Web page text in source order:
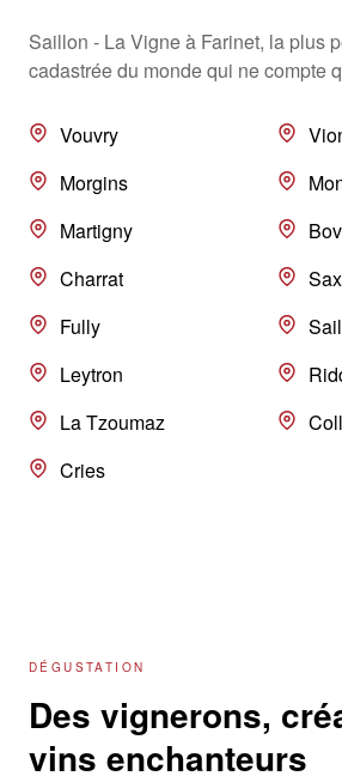
Saillon - La Vigne à Farinet, la plus
cadastrée du monde qui ne compte
Vouvry
Morgins
Martigny
Charrat
Fully
Leytron
La Tzoumaz
Cries
DÉGUSTATION
Des vignerons,
vins enchanteurs